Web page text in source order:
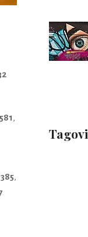
,
,
Tagovi